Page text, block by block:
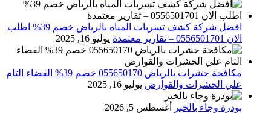
افضل شركة كشف تسربات المياه بالرياض خصم 39% اطلب
الان 0556501701‬‏ – تقارير معتمدة
يوليو 16, 2025
مكافحة حشرات بالرياض 055650170 خصم 39% القضاء التام
علي الحشرات والقوارض يوليو 16, 2025
بودرة وجاء بالخبر أغسطس 5, 2026